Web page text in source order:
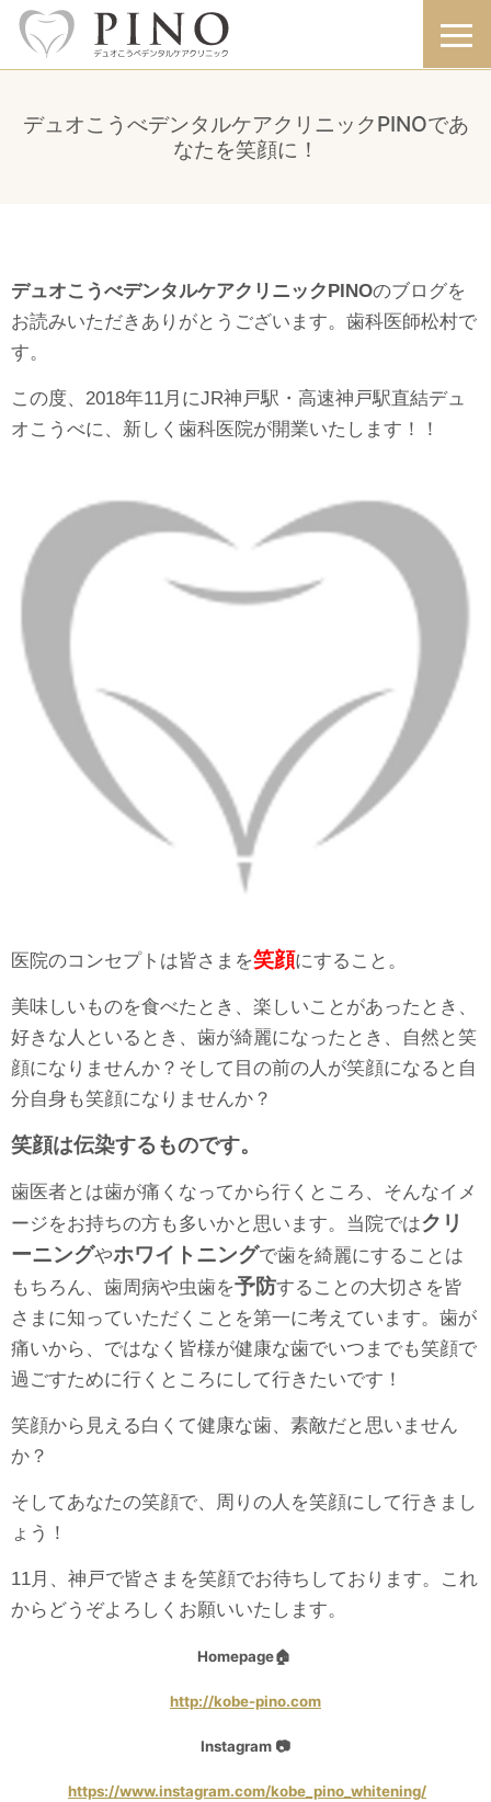
デュオこうべデンタルケアクリニックPINOであ
なたを笑顔に！
デュオこうべデンタルケアクリニックPINOのブログを
お読みいただきありがとうございます。 歯科医師松村で
す。
この度、 2018年11月にJR神戸駅・高速神戸駅直結デュ
オこうべに、 新しく歯科医院が開業いたします！！
医院のコンセプトは皆さまを笑顔にすること。
美味しいものを食べたとき、楽しいことがあったとき、
好きな人といるとき、歯が綺麗になったとき、自然と笑
顔になりませんか？そして目の前の人が笑顔になると自
分自身も笑顔になりませんか？
笑顔は伝染するものです。
歯医者とは歯が痛くなってから行くところ、そんなイメ
ージをお持ちの方も多いかと思います。当院ではクリ
ーニングやホワイトニングで歯を綺麗にすることは
もちろん、歯周病や虫歯を予防することの大切さを皆
さまに知っていただくことを第一に考えています。歯が
痛いから、ではなく皆様が健康な歯でいつまでも笑顔で
過ごすために行くところにして行きたいです！
笑顔から見える白くて健康な歯、素敵だと思いません
か？
そしてあなたの笑顔で、周りの人を笑顔にして行きまし
ょう！
11月、神戸で皆さまを笑顔でお待ちしております。これ
からどうぞよろしくお願いいたします。
Homepage🏠
http://kobe-pino.com
Instagram 📷
https://www.instagram.com/kobe_pino_whitening/